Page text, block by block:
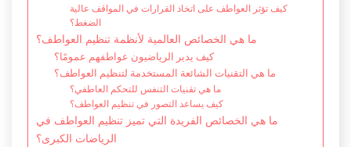
كيف تؤثر العواطف على اتخاذ القرارات في المواقف عالية
الضغط؟
ما هي الخصائص العالمية لأنظمة تنظيم العواطف؟
كيف يدير الرياضيون عواطفهم عمومًا؟
ما هي التقنيات الشائعة المستخدمة لتنظيم العواطف؟
ما هي تقنيات التنفس للتحكم العاطفي؟
كيف يساعد التصور في تنظيم العواطف؟
ما هي الخصائص الفريدة التي تميز تنظيم العواطف في
الرياضات الكبرى؟